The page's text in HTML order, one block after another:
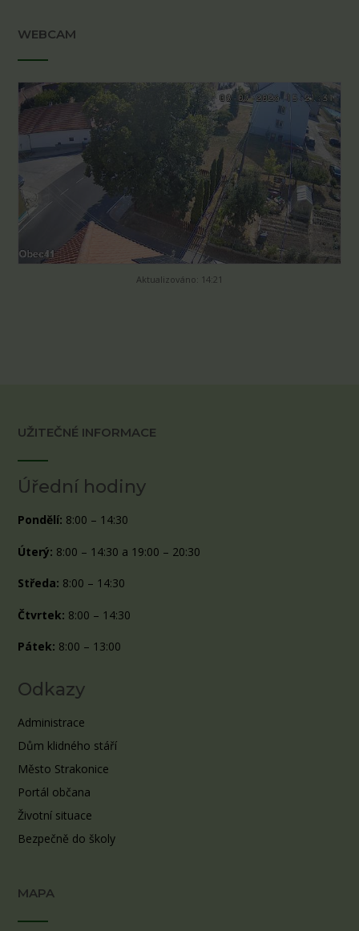
WEBCAM
Aktualizováno: 14:21
UŽITEČNÉ INFORMACE
Úřední hodiny
Pondělí: 8:00 – 14:30
Úterý: 8:00 – 14:30 a 19:00 – 20:30
Středa: 8:00 – 14:30
Čtvrtek: 8:00 – 14:30
Pátek: 8:00 – 13:00
Odkazy
Administrace
Dům klidného stáří
Město Strakonice
Portál občana
Životní situace
Bezpečně do školy
MAPA